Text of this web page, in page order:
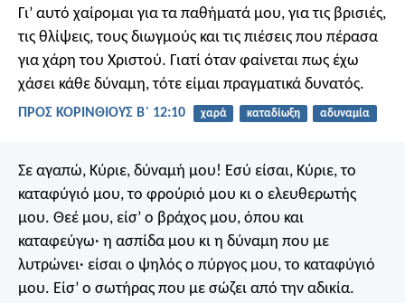
Γι’ αυτό χαίρομαι για τα παθήματά μου, για τις βρισιές,
τις θλίψεις, τους διωγμούς και τις πιέσεις που πέρασα
για χάρη του Χριστού. Γιατί όταν φαίνεται πως έχω
χάσει κάθε δύναμη, τότε είμαι πραγματικά δυνατός.
ΠΡΟΣ ΚΟΡΙΝΘΙΟΥΣ Β΄ 12:10 χαρά καταδίωξη αδυναμία
Σε αγαπώ, Κύριε, δύναμή μου! Εσύ είσαι, Κύριε, το
καταφύγιό μου,το φρούριό μου κι ο ελευθερωτής
μου. Θεέ μου, είσ’ ο βράχος μου, όπου και
καταφεύγω· η ασπίδα μου κι η δύναμη που με
λυτρώνει· είσαι ο ψηλός ο πύργος μου, το καταφύγιό
μου. Είσ’ ο σωτήρας που με σώζει από την αδικία.